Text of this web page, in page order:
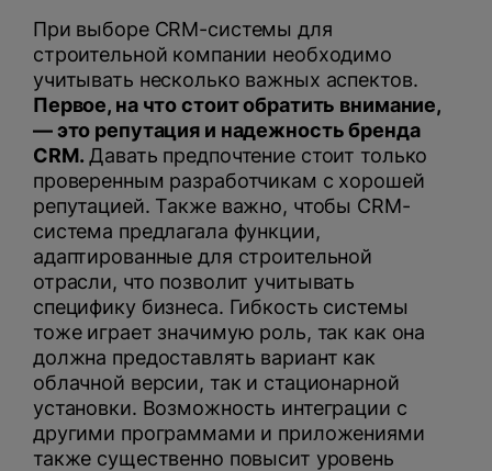
При выборе CRM-системы для
строительной компании необходимо
учитывать несколько важных аспектов.
Первое, на что стоит обратить внимание,
— это репутация и надежность бренда
CRM. Давать предпочтение стоит только
проверенным разработчикам с хорошей
репутацией. Также важно, чтобы CRM-
система предлагала функции,
адаптированные для строительной
отрасли, что позволит учитывать
специфику бизнеса. Гибкость системы
тоже играет значимую роль, так как она
должна предоставлять вариант как
облачной версии, так и стационарной
установки. Возможность интеграции с
другими программами и приложениями
также существенно повысит уровень